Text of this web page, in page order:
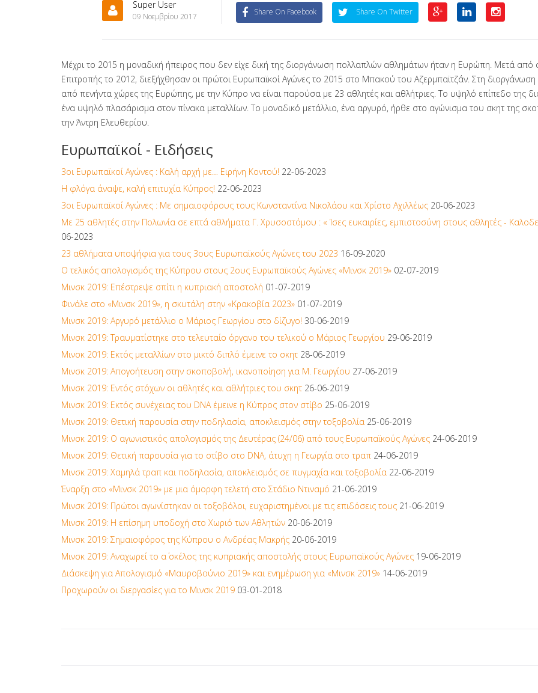
Super User
09 Νοεμβρίου 2017 Share On Facebook Share On Twitter
Μέχρι το 2015 η μοναδική ήπειρος που δεν είχε δική της διοργάνωση πολλαπλών αθλημάτων ήταν η Ευρώπη. Μετά
Επιτροπής το 2012, διεξήχθησαν οι πρώτοι Ευρωπαϊκοί Αγώνες το 2015 στο Μπακού του Αζερμπαϊτζάν. Στη
από πενήντα χώρες της Ευρώπης, με την Κύπρο να είναι παρούσα με 23 αθλητές και αθλήτριες. Το υψηλό επίπεδο της
ένα υψηλό πλασάρισμα στον πίνακα μεταλλίων. Το μοναδικό μετάλλιο, ένα αργυρό, ήρθε στο αγώνισμα του σκητ της
την Άντρη Ελευθερίου.
Ευρωπαϊκοί - Ειδήσεις
3οι Ευρωπαϊκοί Αγώνες : Καλή αρχή με… Ειρήνη Κοντού! 22-06-2023
Η φλόγα άναψε, καλή επιτυχία Κύπρος! 22-06-2023
3οι Ευρωπαϊκοί Αγώνες : Με σημαιοφόρους τους Κωνσταντίνα Νικολάου και Χρίστο Αχιλλέως 20-06-2023
Με 25 αθλητές στην Πολωνία σε επτά αθλήματα Γ. Χρυσοστόμου : « Ίσες ευκαιρίες, εμπιστοσύνη στους αθλητές -
06-2023
23 αθλήματα υποψήφια για τους 3ους Ευρωπαϊκούς Αγώνες του 2023 16-09-2020
Ο τελικός απολογισμός της Κύπρου στους 2ους Ευρωπαϊκούς Αγώνες «Μινσκ 2019» 02-07-2019
Μινσκ 2019: Επέστρεψε σπίτι η κυπριακή αποστολή 01-07-2019
Φινάλε στο «Μινσκ 2019», η σκυτάλη στην «Κρακοβία 2023» 01-07-2019
Μινσκ 2019: Αργυρό μετάλλιο ο Μάριος Γεωργίου στο δίζυγο! 30-06-2019
Μινσκ 2019: Τραυματίστηκε στο τελευταίο όργανο του τελικού ο Μάριος Γεωργίου 29-06-2019
Μινσκ 2019: Εκτός μεταλλίων στο μικτό διπλό έμεινε το σκητ 28-06-2019
Μινσκ 2019: Απογοήτευση στην σκοποβολή, ικανοποίηση για Μ. Γεωργίου 27-06-2019
Μινσκ 2019: Εντός στόχων οι αθλητές και αθλήτριες του σκητ 26-06-2019
Μινσκ 2019: Εκτός συνέχειας του DNA έμεινε η Κύπρος στον στίβο 25-06-2019
Μινσκ 2019: Θετική παρουσία στην ποδηλασία, αποκλεισμός στην τοξοβολία 25-06-2019
Μινσκ 2019: Ο αγωνιστικός απολογισμός της Δευτέρας (24/06) από τους Ευρωπαϊκούς Αγώνες 24-06-2019
Μινσκ 2019: Θετική παρουσία για το στίβο στο DNA, άτυχη η Γεωργία στο τραπ 24-06-2019
Μινσκ 2019: Χαμηλά τραπ και ποδηλασία, αποκλεισμός σε πυγμαχία και τοξοβολία 22-06-2019
Έναρξη στο «Μινσκ 2019» με μια όμορφη τελετή στο Στάδιο Ντιναμό 21-06-2019
Μινσκ 2019: Πρώτοι αγωνίστηκαν οι τοξοβόλοι, ευχαριστημένοι με τις επιδόσεις τους 21-06-2019
Μινσκ 2019: Η επίσημη υποδοχή στο Χωριό των Αθλητών 20-06-2019
Μινσκ 2019: Σημαιοφόρος της Κύπρου ο Ανδρέας Μακρής 20-06-2019
Μινσκ 2019: Αναχωρεί το α΄ σκέλος της κυπριακής αποστολής στους Ευρωπαϊκούς Αγώνες 19-06-2019
Διάσκεψη για Απολογισμό «Μαυροβούνιο 2019» και ενημέρωση για «Μινσκ 2019» 14-06-2019
Προχωρούν οι διεργασίες για το Μινσκ 2019 03-01-2018